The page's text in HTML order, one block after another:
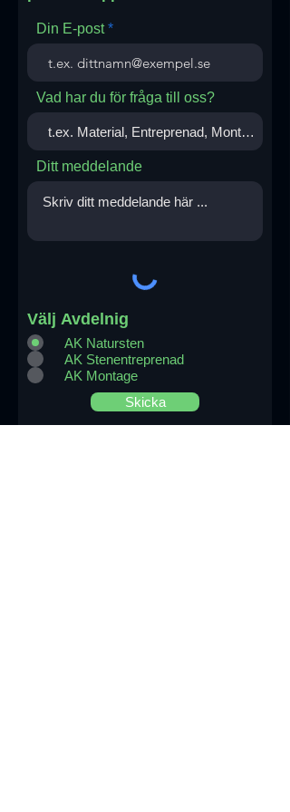
Din E-post
Vad har du för fråga till oss?
Ditt meddelande
Välj Avdelnig
AK Natursten
AK Stenentreprenad
AK Montage
Skicka